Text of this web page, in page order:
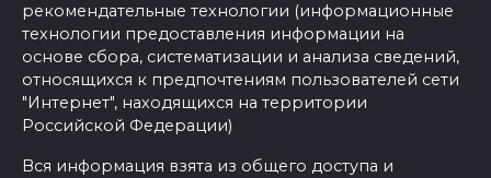
рекомендательные технологии (информационные
технологии предоставления информации на
основе сбора, систематизации и анализа сведений,
относящихся к предпочтениям пользователей сети
"Интернет", находящихся на территории
Российской Федерации)
Вся информация взята из общего доступа и